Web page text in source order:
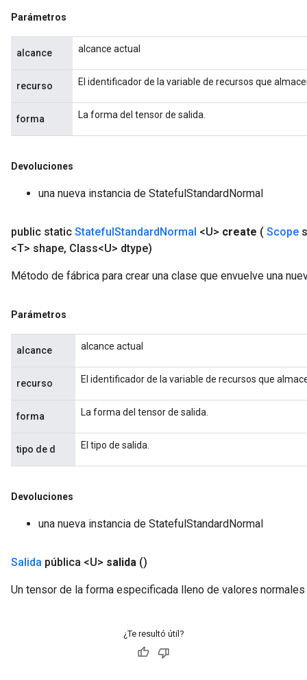
Parámetros
alcance alcance actual
recurso El identificador de la variable de recursos que
forma La forma del tensor de salida.
Devoluciones
una nueva instancia de StatefulStandardNormal
public static StatefulStandardNormal <U> create ( Scope
<T> shape, Class<U> dtype)
Método de fábrica para crear una clase que envuelve una
Parámetros
alcance alcance actual
recurso El identificador de la variable de recursos que
forma La forma del tensor de salida.
tipo de d El tipo de salida.
Devoluciones
una nueva instancia de StatefulStandardNormal
Salida pública <U> salida ()
Un tensor de la forma especificada lleno de valores
¿Te resultó útil?